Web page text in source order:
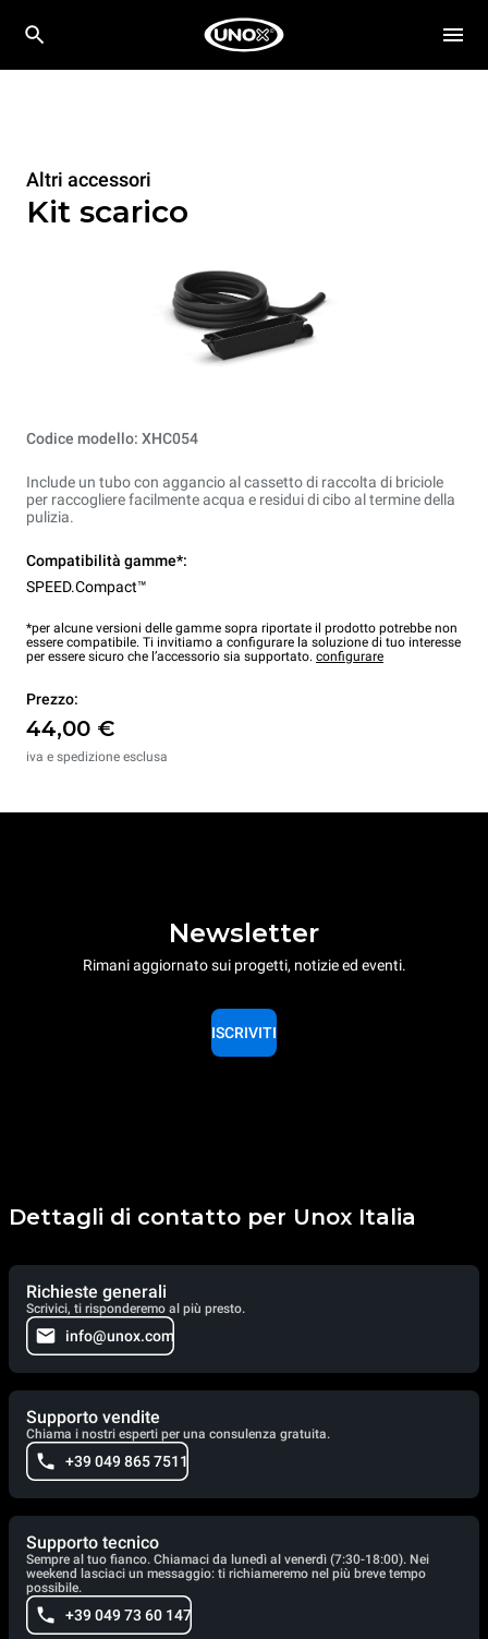
Altri accessori
Kit scarico
Codice modello: XHC054
Include un tubo con aggancio al cassetto di raccolta di briciole
per raccogliere facilmente acqua e residui di cibo al termine della
pulizia.
Compatibilità gamme*:
SPEED.Compact™
*per alcune versioni delle gamme sopra riportate il prodotto potrebbe non
essere compatibile. Ti invitiamo a configurare la soluzione di tuo interesse
per essere sicuro che l’accessorio sia supportato. configurare
Prezzo:
44,00 €
iva e spedizione esclusa
Newsletter
Rimani aggiornato sui progetti, notizie ed eventi.
ISCRIVITI
Dettagli di contatto per Unox Italia
Richieste generali
Scrivici, ti risponderemo al più presto.
info@unox.com
Supporto vendite
Chiama i nostri esperti per una consulenza gratuita.
+39 049 865 7511
Supporto tecnico
Sempre al tuo fianco. Chiamaci da lunedì al venerdì (7:30-18:00). Nei
weekend lasciaci un messaggio: ti richiameremo nel più breve tempo
possibile.
+39 049 73 60 147